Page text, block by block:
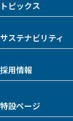
トピックス
サステナビリティ
採用情報
特設ページ